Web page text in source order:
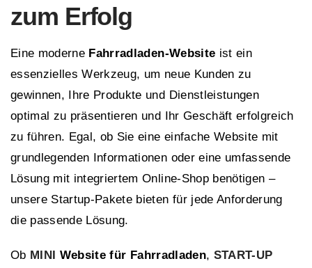
zum Erfolg
Eine moderne Fahrradladen-Website ist ein
essenzielles Werkzeug, um neue Kunden zu
gewinnen, Ihre Produkte und Dienstleistungen
optimal zu präsentieren und Ihr Geschäft erfolgreich
zu führen. Egal, ob Sie eine einfache Website mit
grundlegenden Informationen oder eine umfassende
Lösung mit integriertem Online-Shop benötigen –
unsere Startup-Pakete bieten für jede Anforderung
die passende Lösung.
Ob MINI Website für Fahrradladen, START-UP